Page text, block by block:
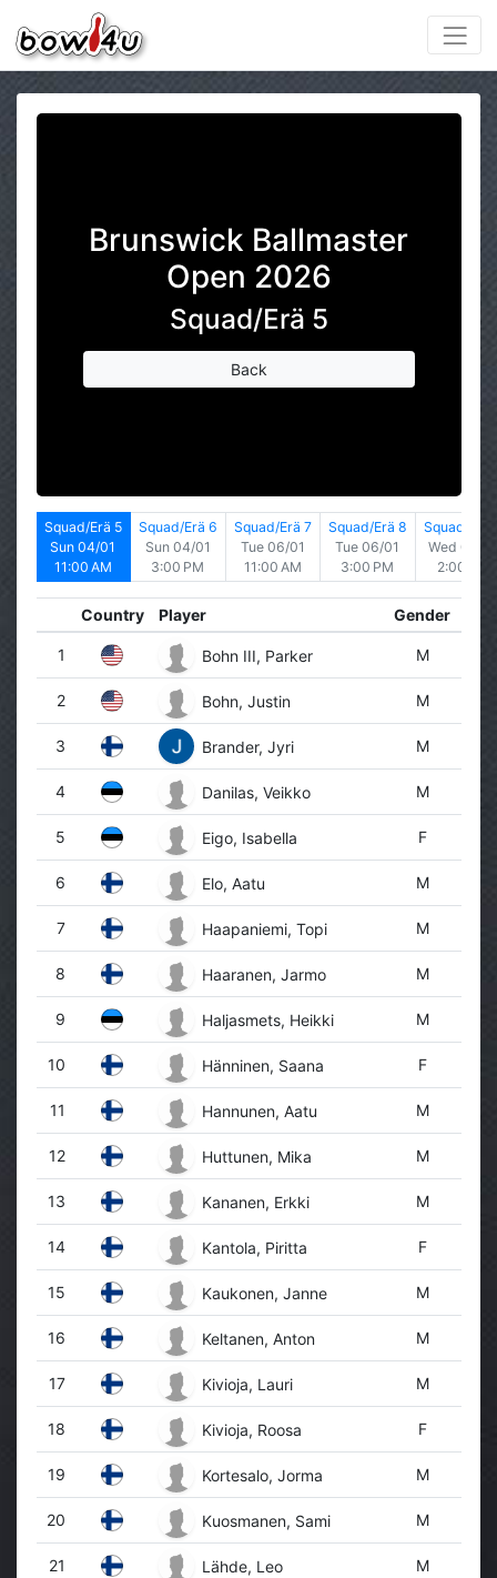
Brunswick Ballmaster
Open 2026
Squad/Erä 5
Back
Squad/Erä 5
Sun 04/01
11:00 AM
Squad/Erä 6
Sun 04/01
3:00 PM
Squad/Erä 7
Tue 06/01
11:00 AM
Squad/Erä 8
Tue 06/01
3:00 PM
Squad/Erä
Wed 07/01
2:00 PM
Country Player Gender
1 Bohn III, Parker M
2 Bohn, Justin M
3 Brander, Jyri M
4 Danilas, Veikko M
5 Eigo, Isabella F
6 Elo, Aatu M
7 Haapaniemi, Topi M
8 Haaranen, Jarmo M
9 Haljasmets, Heikki M
10 Hänninen, Saana F
11 Hannunen, Aatu M
12 Huttunen, Mika M
13 Kananen, Erkki M
14 Kantola, Piritta F
15 Kaukonen, Janne M
16 Keltanen, Anton M
17 Kivioja, Lauri M
18 Kivioja, Roosa F
19 Kortesalo, Jorma M
20 Kuosmanen, Sami M
21 Lähde, Leo M